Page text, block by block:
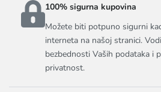
100% sigurna kupovina
Možete biti potpuno sigurni
interneta na našoj stranici.
bezbednosti Vaših podataka i
privatnost.